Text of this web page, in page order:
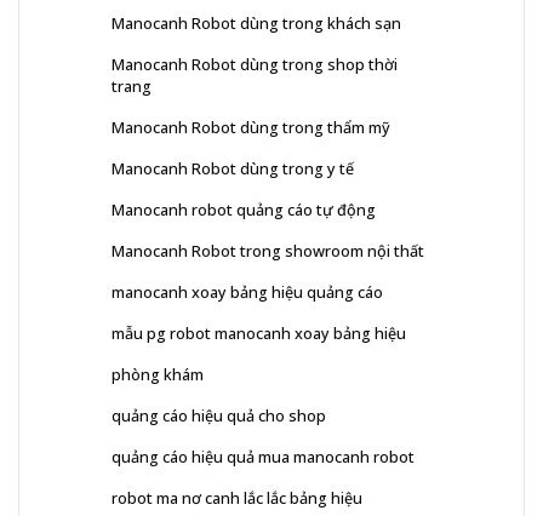
Manocanh Robot dùng trong khách sạn
Manocanh Robot dùng trong shop thời
trang
Manocanh Robot dùng trong thẩm mỹ
Manocanh Robot dùng trong y tế
Manocanh robot quảng cáo tự động
Manocanh Robot trong showroom nội thất
manocanh xoay bảng hiệu quảng cáo
mẫu pg robot manocanh xoay bảng hiệu
phòng khám
quảng cáo hiệu quả cho shop
quảng cáo hiệu quả mua manocanh robot
robot ma nơ canh lắc lắc bảng hiệu